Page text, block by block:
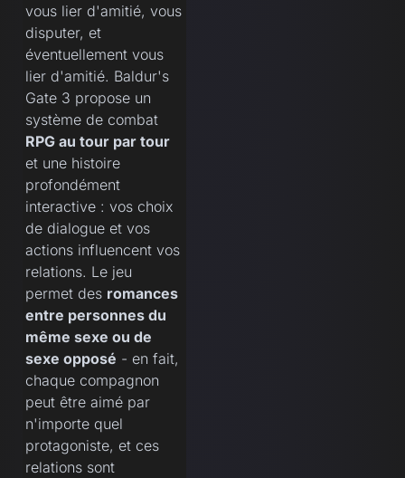
vous lier d'amitié, vous
disputer, et
éventuellement vous
lier d'amitié. Baldur's
Gate 3 propose un
système de combat
RPG au tour par tour
et une histoire
profondément
interactive : vos choix
de dialogue et vos
actions influencent vos
relations. Le jeu
permet des romances
entre personnes du
même sexe ou de
sexe opposé - en fait,
chaque compagnon
peut être aimé par
n'importe quel
protagoniste, et ces
relations sont